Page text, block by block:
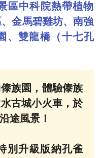
區中科院熱帶植物
金馬碧雞坊、南強
、雙龍橋（十七孔
族園，體驗傣族
古城小火車，於
途風景！
別升級版納孔雀